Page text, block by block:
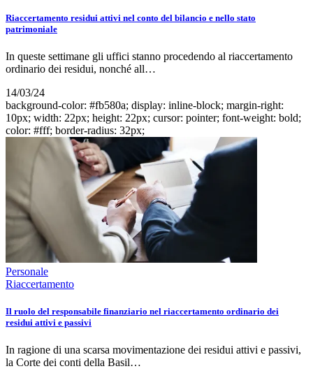
Riaccertamento residui attivi nel conto del bilancio e nello stato
patrimoniale
In queste settimane gli uffici stanno procedendo al riaccertamento
ordinario dei residui, nonché all…
14/03/24
background-color: #fb580a; display: inline-block; margin-right:
10px; width: 22px; height: 22px; cursor: pointer; font-weight: bold;
color: #fff; border-radius: 32px;
Personale
Riaccertamento
Il ruolo del responsabile finanziario nel riaccertamento ordinario dei
residui attivi e passivi
In ragione di una scarsa movimentazione dei residui attivi e passivi,
la Corte dei conti della Basil…